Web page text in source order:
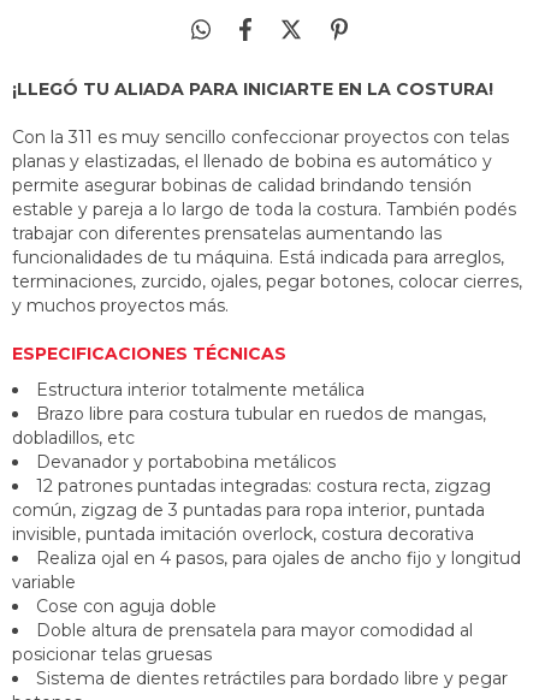
¡LLEGÓ TU ALIADA PARA INICIARTE EN LA COSTURA!
Con la 311 es muy sencillo confeccionar proyectos con telas
planas y elastizadas, el llenado de bobina es automático y
permite asegurar bobinas de calidad brindando tensión
estable y pareja a lo largo de toda la costura. También podés
trabajar con diferentes prensatelas aumentando las
funcionalidades de tu máquina. Está indicada para arreglos,
terminaciones, zurcido, ojales, pegar botones, colocar cierres,
y muchos proyectos más.
ESPECIFICACIONES TÉCNICAS
Estructura interior totalmente metálica
Brazo libre para costura tubular en ruedos de mangas,
dobladillos, etc
Devanador y portabobina metálicos
12 patrones puntadas integradas: costura recta, zigzag
común, zigzag de 3 puntadas para ropa interior, puntada
invisible, puntada imitación overlock, costura decorativa
Realiza ojal en 4 pasos, para ojales de ancho fijo y longitud
variable
Cose con aguja doble
Doble altura de prensatela para mayor comodidad al
posicionar telas gruesas
Sistema de dientes retráctiles para bordado libre y pegar